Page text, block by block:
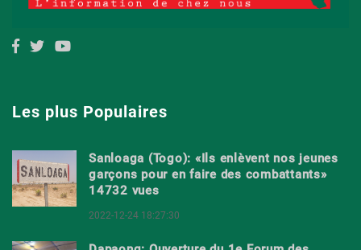
Les plus Populaires
Sanloaga (Togo): «Ils enlèvent nos jeunes
garçons pour en faire des combattants»
14732 vues
2022-12-24 18:27:30